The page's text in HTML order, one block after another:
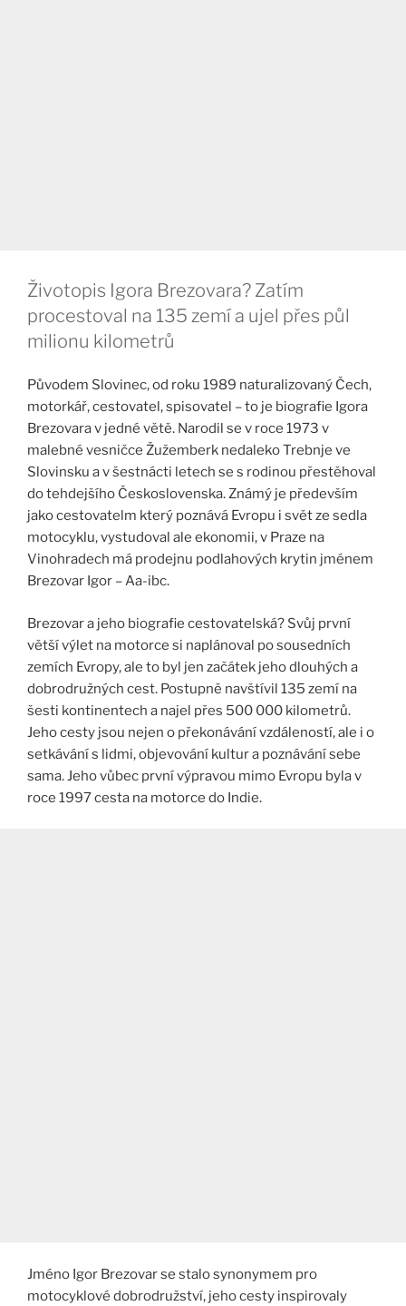
Životopis Igora Brezovara? Zatím
procestoval na 135 zemí a ujel přes půl
milionu kilometrů
Původem Slovinec, od roku 1989 naturalizovaný Čech,
motorkář, cestovatel, spisovatel – to je biografie Igora
Brezovara v jedné větě. Narodil se v roce 1973 v
malebné vesničce Žužemberk nedaleko Trebnje ve
Slovinsku a v šestnácti letech se s rodinou přestěhoval
do tehdejšího Československa. Známý je především
jako cestovatelm který poznává Evropu i svět ze sedla
motocyklu, vystudoval ale ekonomii, v Praze na
Vinohradech má prodejnu podlahových krytin jménem
Brezovar Igor – Aa-ibc.
Brezovar a jeho biografie cestovatelská? Svůj první
větší výlet na motorce si naplánoval po sousedních
zemích Evropy, ale to byl jen začátek jeho dlouhých a
dobrodružných cest. Postupně navštívil 135 zemí na
šesti kontinentech a najel přes 500 000 kilometrů.
Jeho cesty jsou nejen o překonávání vzdáleností, ale i o
setkávání s lidmi, objevování kultur a poznávání sebe
sama. Jeho vůbec první výpravou mimo Evropu byla v
roce 1997 cesta na motorce do Indie.
Jméno Igor Brezovar se stalo synonymem pro
motocyklové dobrodružství, jeho cesty inspirovaly